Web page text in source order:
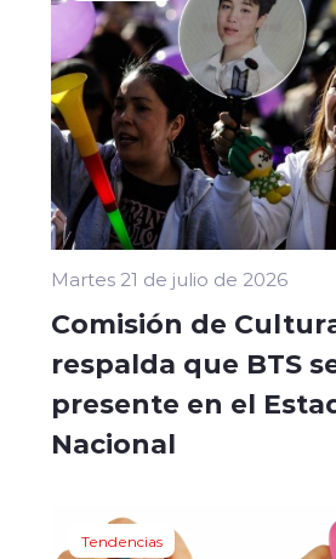
Martes 21 de julio de 2026
Comisión de
respalda que BTS
presente en el
Nacional
Tendencias